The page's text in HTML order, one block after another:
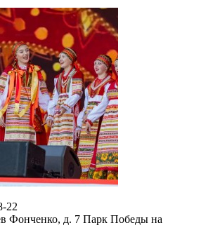
22
Фонченко, д. 7 Парк Победы на